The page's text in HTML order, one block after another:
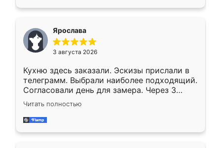
Ярослава
3 августа 2026
Кухню здесь заказали. Эскизы прислали в
телеграмм. Выбрали наиболее подходящий.
Согласовали день для замера. Через 3
недели кухня была уже готова. Остались
довольны работой. Спасибо Ренессанс
мебель за качественную работу!
Читать полностью